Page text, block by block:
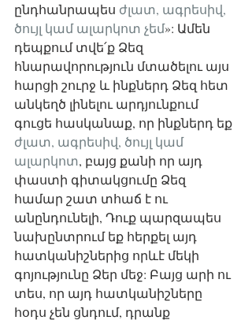
ընդհանրապես ժլատ, ագրեսիվ,
ծույլ կամ ալարկոտ չեմ»: Ամեն
դեպքում տվե՛ք Ձեզ
հնարավորություն մտածելու այս
հարցի շուրջ և ինքներդ Ձեզ հետ
անկեղծ լինելու արդյունքում
գուցե հասկանաք, որ ինքներդ եք
ժլատ, ագրեսիվ, ծույլ կամ
ալարկոտ, բայց քանի որ այդ
փաստի գիտակցումը Ձեզ
համար շատ տհաճ է ու
անընդունելի, Դուք պարզապես
նախընտրում եք հերքել այդ
հատկանիշներից որևէ մեկի
գոյությունը Ձեր մեջ: Բայց արի ու
տես, որ այդ հատկանիշները
հօդս չեն ցնդում, դրանք